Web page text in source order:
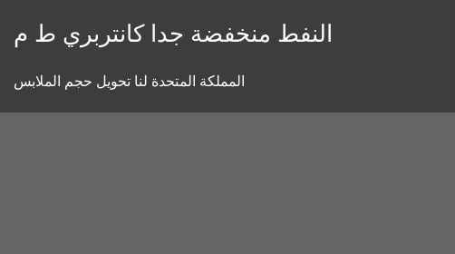
النفط منخفضة جدا كانتربري ط م
المملكة المتحدة لنا تحويل حجم الملابس